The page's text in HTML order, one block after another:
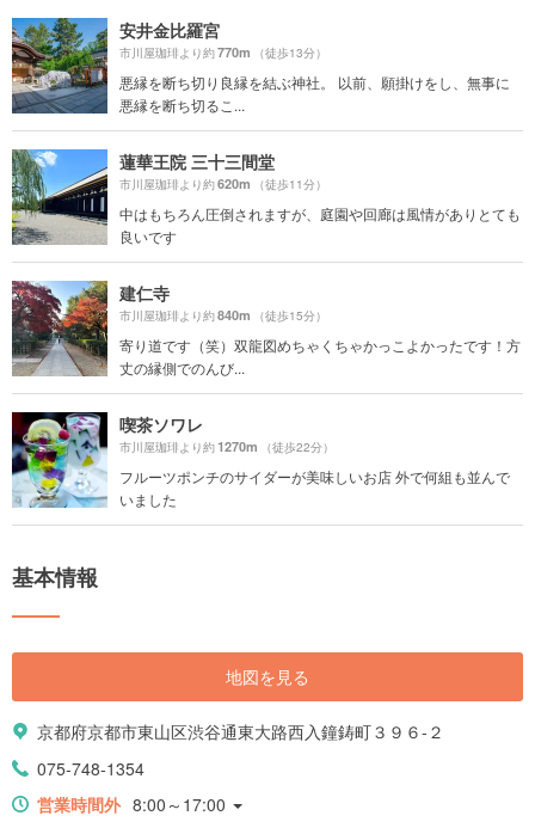
安井金比羅宮
市川屋珈琲より約770m （徒歩13分）
悪縁を断ち切り良縁を結ぶ神社。 以前、願掛けをし、無事に
悪縁を断ち切るこ...
蓮華王院 三十三間堂
市川屋珈琲より約620m （徒歩11分）
中はもちろん圧倒されますが、庭園や回廊は風情がありとても
良いです
建仁寺
市川屋珈琲より約840m （徒歩15分）
寄り道です（笑）双龍図めちゃくちゃかっこよかったです！方
丈の縁側でのんび...
喫茶ソワレ
市川屋珈琲より約1270m （徒歩22分）
フルーツポンチのサイダーが美味しいお店 外で何組も並んで
いました
基本情報
地図を見る
京都府京都市東山区渋谷通東大路西入鐘鋳町３９６-２
075-748-1354
営業時間外 8:00～17:00